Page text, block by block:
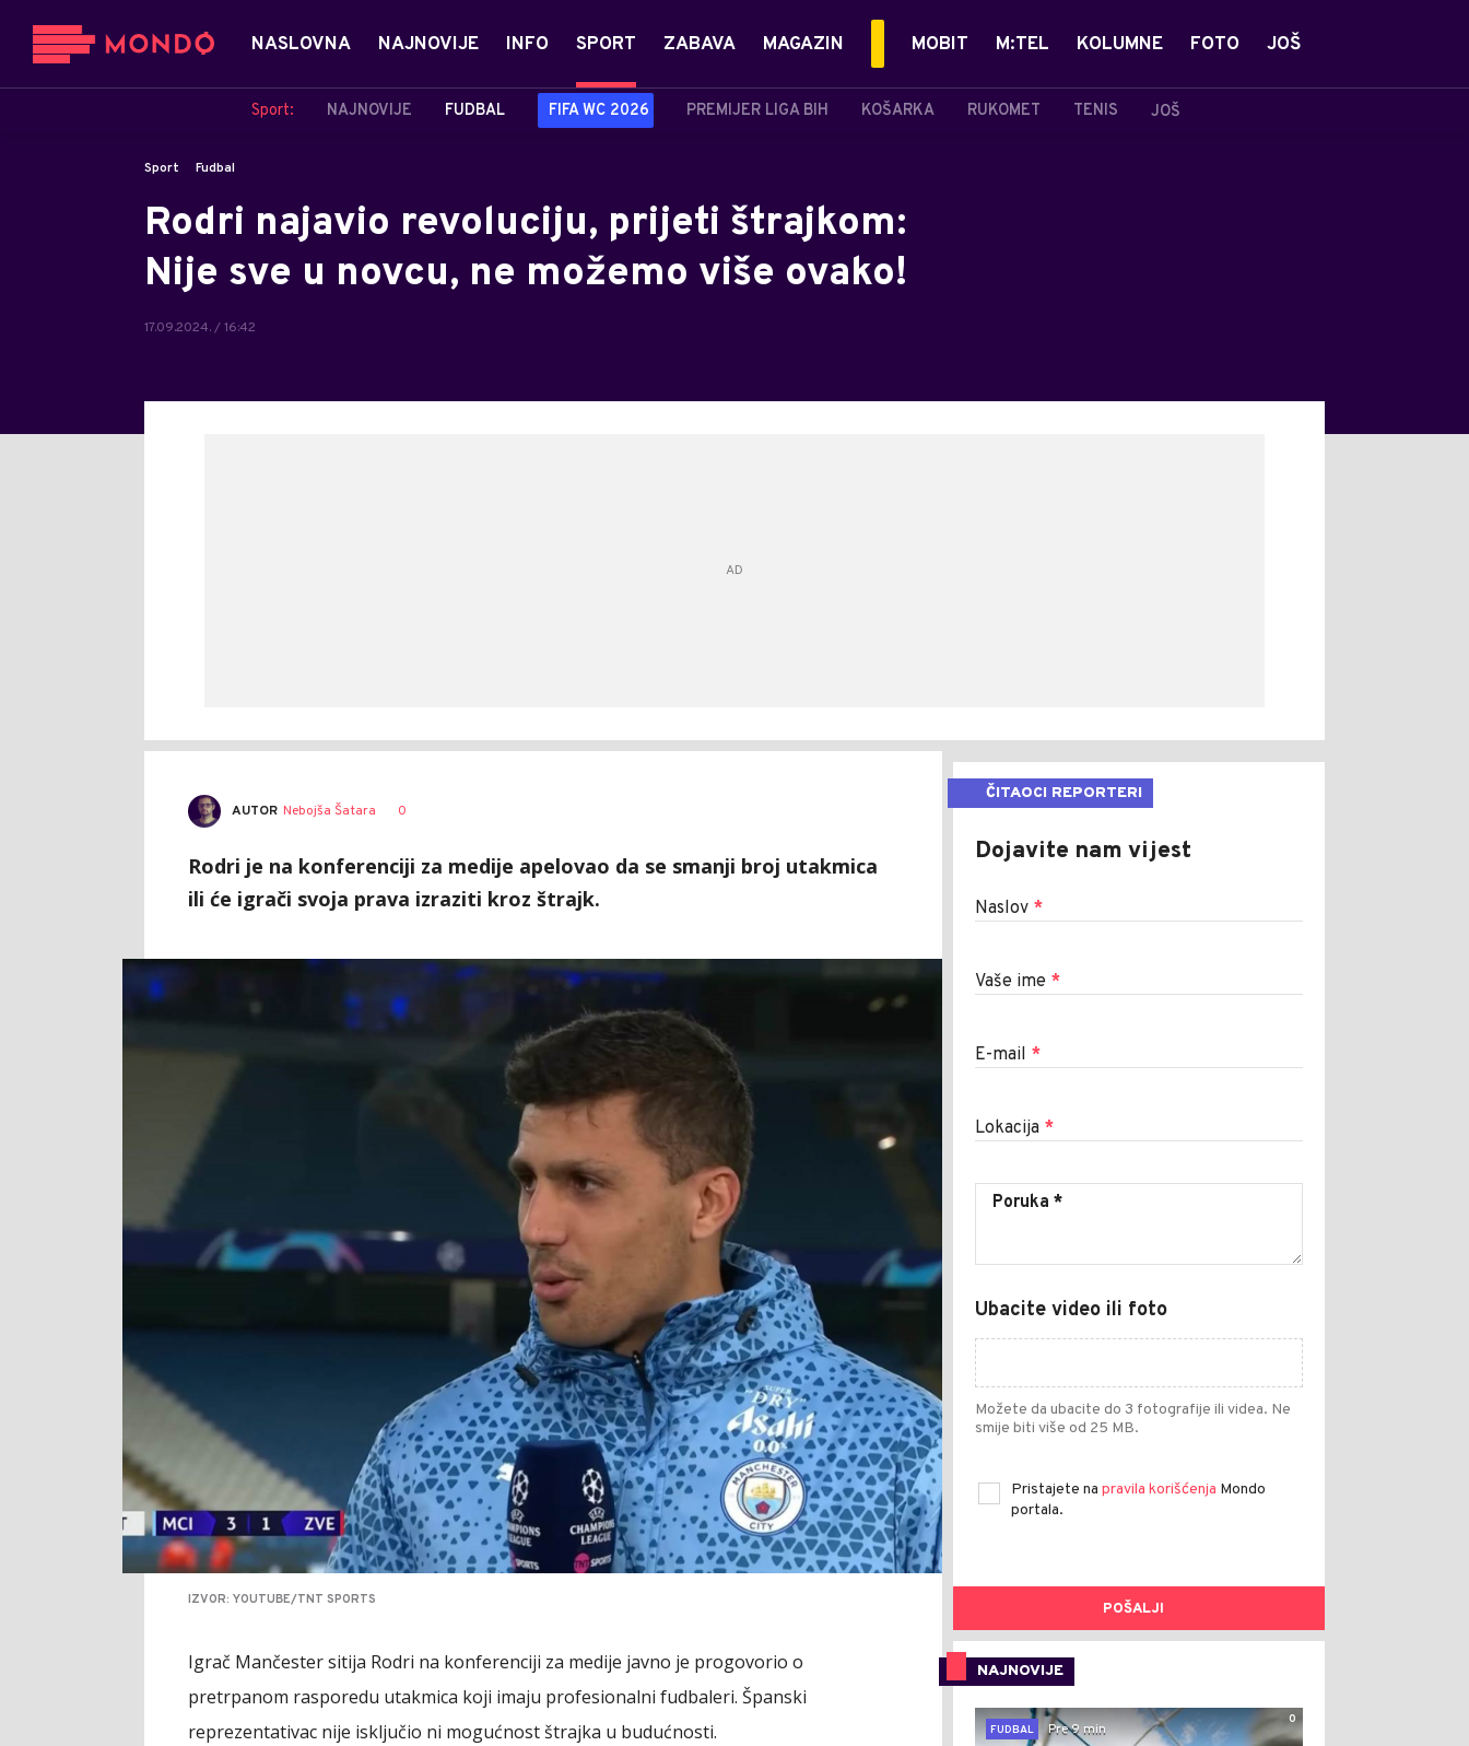
NASLOVNA NAJNOVIJE INFO SPORT
Sport: NAJNOVIJE FUDBAL FIFA WC 2026 PREMIJER LIGA BIH KOŠARKA RUKOMET TENIS JOŠ
ZABAVA MAGAZIN MOBIT M:TEL KOLUMNE FOTO JOŠ
Sport Fudbal
Rodri najavio revoluciju, prijeti štrajkom:
Nije sve u novcu, ne možemo više ovako!
17.09.2024. / 16:42
AUTOR Nebojša Šatara 0
Rodri je na konferenciji za medije apelovao da se smanji broj utakmica
ili će igrači svoja prava izraziti kroz štrajk.
IZVOR: YOUTUBE/TNT SPORTS
Igrač Mančester sitija Rodri na konferenciji za medije javno je progovorio o
pretrpanom rasporedu utakmica koji imaju profesionalni fudbaleri. Španski
reprezentativac nije isključio ni mogućnost štrajka u budućnosti.
ČITAOCI REPORTERI
Dojavite nam vijest
Naslov *
Vaše ime *
E-mail *
Lokacija *
Ubacite video ili foto
Možete da ubacite do 3 fotografije ili videa. Ne
smije biti više od 25 MB.
Pristajete na pravila korišćenja Mondo
portala.
POŠALJI
NAJNOVIJE
0
FUDBAL
Pre 9 min